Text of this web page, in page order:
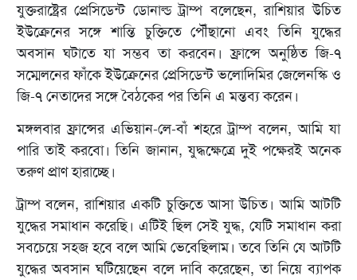
যুক্তরাষ্ট্রের প্রেসিডেন্ট ডোনাল্ড ট্রাম্প বলেছেন, রাশিয়ার উচিত
ইউক্রেনের সঙ্গে শান্তি চুক্তিতে পৌঁছানো এবং তিনি যুদ্ধের
অবসান ঘটাতে যা সম্ভব তা করবেন। ফ্রান্সে অনুষ্ঠিত জি-৭
সম্মেলনের ফাঁকে ইউক্রেনের প্রেসিডেন্ট ভলোদিমির জেলেনস্কি ও
জি-৭ নেতাদের সঙ্গে বৈঠকের পর তিনি এ মন্তব্য করেন।
মঙ্গলবার ফ্রান্সের এভিয়ান-লে-বাঁ শহরে ট্রাম্প বলেন, আমি যা
পারি তাই করবো। তিনি জানান, যুদ্ধক্ষেত্রে দুই পক্ষেরই অনেক
তরুণ প্রাণ হারাচ্ছে।
ট্রাম্প বলেন, রাশিয়ার একটি চুক্তিতে আসা উচিত। আমি আটটি
যুদ্ধের সমাধান করেছি। এটিই ছিল সেই যুদ্ধ, যেটি সমাধান করা
সবচেয়ে সহজ হবে বলে আমি ভেবেছিলাম। তবে তিনি যে আটটি
যুদ্ধের অবসান ঘটিয়েছেন বলে দাবি করেছেন, তা নিয়ে ব্যাপক